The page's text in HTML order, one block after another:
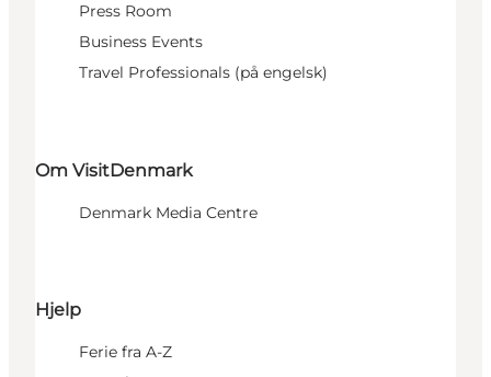
Press Room
Business Events
Travel Professionals (på engelsk)
Om VisitDenmark
Denmark Media Centre
Hjelp
Ferie fra A-Z